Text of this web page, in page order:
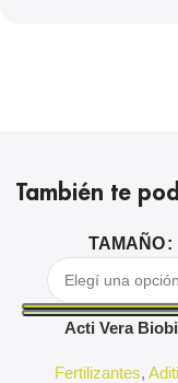
También te
TAMAÑO
Acti Vera
Fertilizantes,